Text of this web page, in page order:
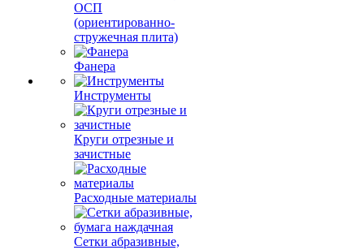
ОСП
(ориентированно-
стружечная плита)
Фанера
Инструменты
Круги отрезные и
зачистные
Расходные материалы
Сетки абразивные,